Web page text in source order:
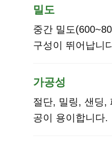
밀도
중간 밀도
구성이 뛰어납니
가공성
절단, 밀링, 샌딩,
공이 용이합니다.